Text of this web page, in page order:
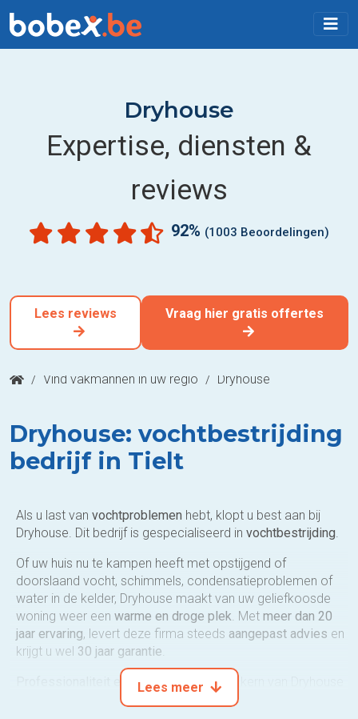
Dryhouse
Expertise, diensten &
reviews
92% (1003 Beoordelingen)
Lees reviews Vraag hier gratis offertes
/ Vind vakmannen in uw regio / Dryhouse
Dryhouse: vochtbestrijding
bedrijf in Tielt
Als u last van vochtproblemen hebt, klopt u best aan bij
Dryhouse. Dit bedrijf is gespecialiseerd in vochtbestrijding
Of uw huis nu te kampen heeft met opstijgend of
doorslaand vocht, schimmels, condensatieproblemen of
water in de kelder, Dryhouse maakt van uw geliefkoosde
woning weer een warme en droge plek . Met meer dan 20
jaar ervaring, levert deze firma steeds aangepast advies en
krijgt u wel 30 jaar garantie
Professionaliteit en perfectie vatten de kern van Dryhouse
goed samen. Aarzel niet en vraag een
gratis vochtdiagnose
Lees meer